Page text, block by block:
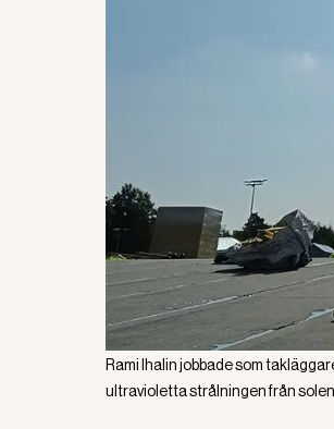
Rami Ihalin jobbade som
ultravioletta strålningen från